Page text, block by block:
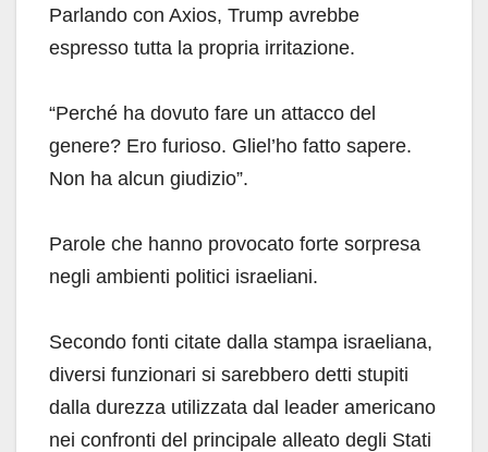
Parlando con Axios, Trump avrebbe
espresso tutta la propria irritazione.
“Perché ha dovuto fare un attacco del
genere? Ero furioso. Gliel’ho fatto sapere.
Non ha alcun giudizio”.
Parole che hanno provocato forte sorpresa
negli ambienti politici israeliani.
Secondo fonti citate dalla stampa israeliana,
diversi funzionari si sarebbero detti stupiti
dalla durezza utilizzata dal leader americano
nei confronti del principale alleato degli Stati